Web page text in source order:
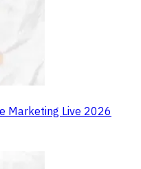
Marketing Live 2026